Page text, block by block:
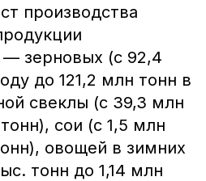
производства
— зерновых (с 92,4
до 121,2 млн тонн в
свеклы (с 39,3 млн
сои (с 1,5 млн
овощей в зимних
тонн до 1,14 млн